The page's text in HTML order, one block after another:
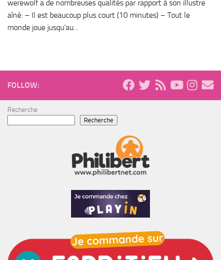
werewolf a de nombreuses qualités par rapport à son illustre
aîné: – Il est beaucoup plus court (10 minutes) – Tout le
monde joue jusqu’au...
FOLLOW:
Recherche
Recherche